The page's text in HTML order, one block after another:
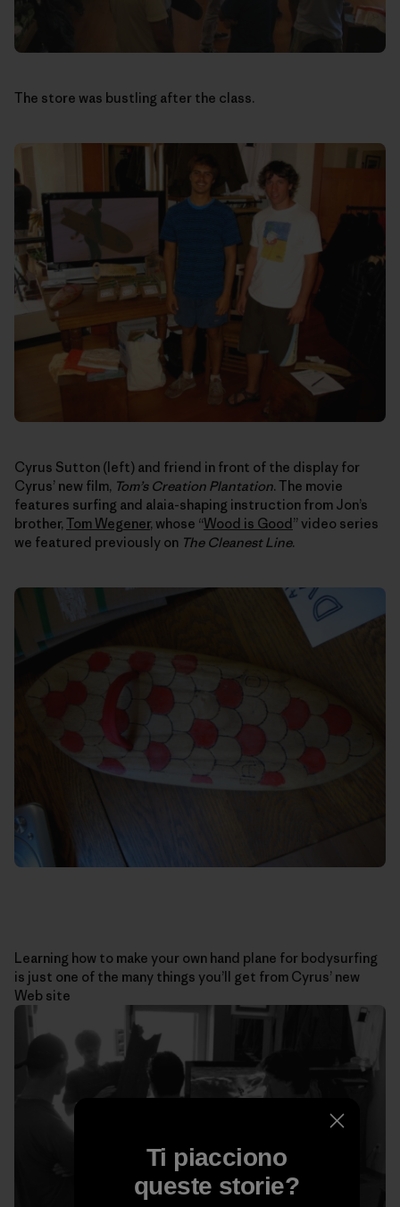
The store was bustling after the class.
Cyrus Sutton (left) and friend in front of the display for
Cyrus’ new film, Tom’s Creation Plantation. The movie
features surfing and alaia-shaping instruction from Jon’s
brother,Tom Wegener, whose “Wood is Good ” video series
we featured previously on The Cleanest Line.
Learning how to make your own hand plane for bodysurfing
is just one of the many things you’ll get from Cyrus’ new
Web site
Ti piacciono
queste storie?